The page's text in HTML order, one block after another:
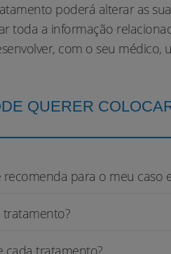
poderá alterar as
toda a informação
com o seu
QUERER
para o meu caso
tratamento?
cada tratamento?